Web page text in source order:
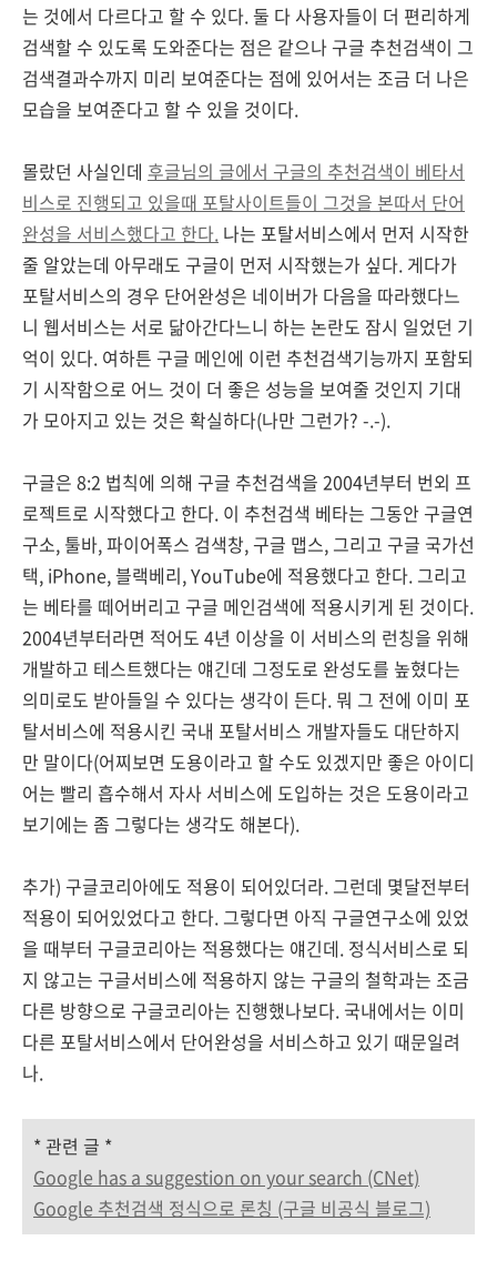
는 것에서 다르다고 할 수 있다. 둘 다 사용자들이 더 편리하게
검색할 수 있도록 도와준다는 점은 같으나 구글 추천검색이 그
검색결과수까지 미리 보여준다는 점에 있어서는 조금 더 나은
모습을 보여준다고 할 수 있을 것이다.
몰랐던 사실인데 후글님의 글에서 구글의 추천검색이 베타서
비스로 진행되고 있을때 포탈사이트들이 그것을 본따서 단어
완성을 서비스했다고 한다. 나는 포탈서비스에서 먼저 시작한
줄 알았는데 아무래도 구글이 먼저 시작했는가 싶다. 게다가
포탈서비스의 경우 단어완성은 네이버가 다음을 따라했다느
니 웹서비스는 서로 닮아간다느니 하는 논란도 잠시 일었던 기
억이 있다. 여하튼 구글 메인에 이런 추천검색기능까지 포함되
기 시작함으로 어느 것이 더 좋은 성능을 보여줄 것인지 기대
가 모아지고 있는 것은 확실하다(나만 그런가? -.-).
구글은 8:2 법칙에 의해 구글 추천검색을 2004년부터 번외 프
로젝트로 시작했다고 한다. 이 추천검색 베타는 그동안 구글연
구소, 툴바, 파이어폭스 검색창, 구글 맵스, 그리고 구글 국가선
택, iPhone, 블랙베리, YouTube에 적용했다고 한다. 그리고
는 베타를 떼어버리고 구글 메인검색에 적용시키게 된 것이다.
2004년부터라면 적어도 4년 이상을 이 서비스의 런칭을 위해
개발하고 테스트했다는 얘긴데 그정도로 완성도를 높혔다는
의미로도 받아들일 수 있다는 생각이 든다. 뭐 그 전에 이미 포
탈서비스에 적용시킨 국내 포탈서비스 개발자들도 대단하지
만 말이다(어찌보면 도용이라고 할 수도 있겠지만 좋은 아이디
어는 빨리 흡수해서 자사 서비스에 도입하는 것은 도용이라고
보기에는 좀 그렇다는 생각도 해본다).
추가) 구글코리아에도 적용이 되어있더라. 그런데 몇달전부터
적용이 되어있었다고 한다. 그렇다면 아직 구글연구소에 있었
을 때부터 구글코리아는 적용했다는 얘긴데. 정식서비스로 되
지 않고는 구글서비스에 적용하지 않는 구글의 철학과는 조금
다른 방향으로 구글코리아는 진행했나보다. 국내에서는 이미
다른 포탈서비스에서 단어완성을 서비스하고 있기 때문일려
나.
* 관련 글 *
Google has a suggestion on your search (CNet)
Google 추천검색 정식으로 론칭 (구글 비공식 블로그)